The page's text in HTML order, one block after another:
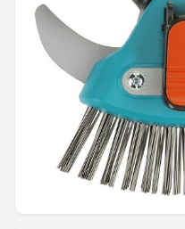
Shop
POPULAIRE MERKEN
To the South
GARDENA
Talen Tools